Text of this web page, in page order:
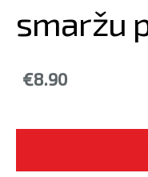
smaržu
€8.90